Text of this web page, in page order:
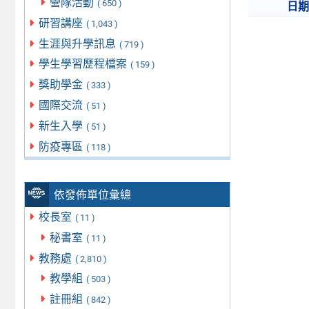
( 650 )
研習講座 ( 1,043 )
生涯與升學訊息 ( 719 )
學生學習歷程檔案 ( 159 )
獎助學金 ( 333 )
國際交流 ( 51 )
新生入學 ( 51 )
防疫專區 ( 118 )
依發佈單位彙總
校長室 ( 11 )
秘書室 ( 11 )
教務處 ( 2,810 )
教學組 ( 503 )
註冊組 ( 842 )
日期